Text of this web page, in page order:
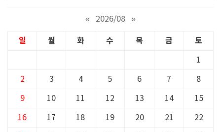
« 2026/08 »
일 월 화 수 목 금 토
1
2 3 4 5 6 7 8
9 10 11 12 13 14 15
16 17 18 19 20 21 22